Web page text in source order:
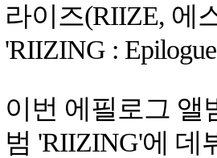
라이즈(RIIZE, 에
'RIIZING :
이번 에필로그 앨
범 'RIIZING'에 데